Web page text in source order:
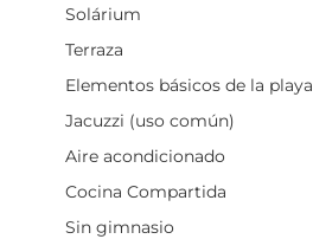
Solárium
Terraza
Elementos básicos de la playa
Jacuzzi (uso común)
Aire acondicionado
Cocina Compartida
Sin gimnasio